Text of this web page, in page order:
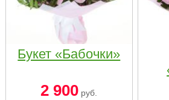
Букет «Бабочки»
2 900 руб.